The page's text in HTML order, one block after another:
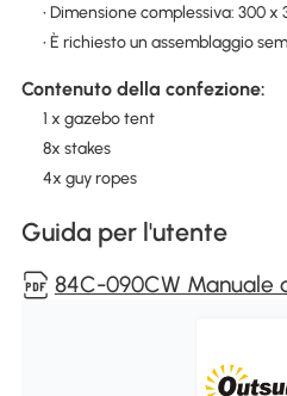
• Dimensione complessiva: 300 x
• È richiesto un assemblaggio
Contenuto della confezione:
1 x gazebo tent
8x stakes
4x guy ropes
Guida per l'utente
84C-090CW Manuale